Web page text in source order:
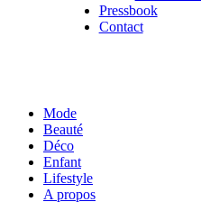
Pressbook
Contact
Mode
Beauté
Déco
Enfant
Lifestyle
A propos